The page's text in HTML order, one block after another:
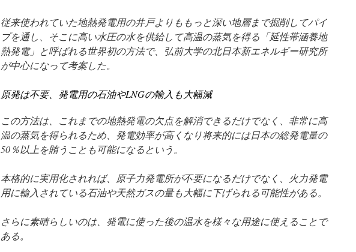
従来使われていた地熱発電用の井戸よりももっと深い地層まで掘削してパイ
プを通し、そこに高い水圧の水を供給して高温の蒸気を得る「延性帯涵養地
熱発電」と呼ばれる世界初の方法で、弘前大学の北日本新エネルギー研究所
が中心になって考案した。
原発は不要、発電用の石油やLNGの輸入も大幅減
この方法は、これまでの地熱発電の欠点を解消できるだけでなく、非常に高
温の蒸気を得られるため、発電効率が高くなり将来的には日本の総発電量の
50％以上を賄うことも可能になるという。
本格的に実用化されれば、原子力発電所が不要になるだけでなく、火力発電
用に輸入されている石油や天然ガスの量も大幅に下げられる可能性がある。
さらに素晴らしいのは、発電に使った後の温水を様々な用途に使えることで
ある。